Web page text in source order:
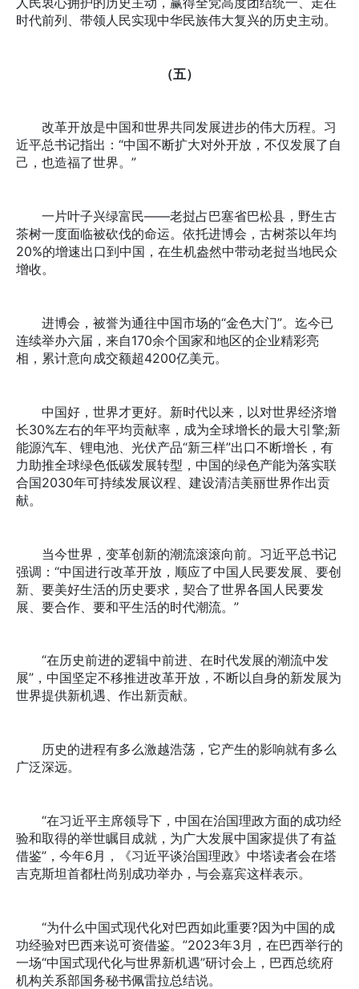
时代前列、带领人民实现中华民族伟大复兴的历史主动。
（五）
改革开放是中国和世界共同发展进步的伟大历程。习
近平总书记指出：“中国不断扩大对外开放，不仅发展了自
己，也造福了世界。”
一片叶子兴绿富民——老挝占巴塞省巴松县，野生古
茶树一度面临被砍伐的命运。依托进博会，古树茶以年均
20%的增速出口到中国，在生机盎然中带动老挝当地民众
增收。
进博会，被誉为通往中国市场的“金色大门”。迄今已
连续举办六届，来自170余个国家和地区的企业精彩亮
相，累计意向成交额超4200亿美元。
中国好，世界才更好。新时代以来，以对世界经济增
长30%左右的年平均贡献率，成为全球增长的最大引擎;新
能源汽车、锂电池、光伏产品“新三样”出口不断增长，有
力助推全球绿色低碳发展转型，中国的绿色产能为落实联
合国2030年可持续发展议程、建设清洁美丽世界作出贡
献。
当今世界，变革创新的潮流滚滚向前。习近平总书记
强调：“中国进行改革开放，顺应了中国人民要发展、要创
新、要美好生活的历史要求，契合了世界各国人民要发
展、要合作、要和平生活的时代潮流。”
“在历史前进的逻辑中前进、在时代发展的潮流中发
展”，中国坚定不移推进改革开放，不断以自身的新发展为
世界提供新机遇、作出新贡献。
历史的进程有多么激越浩荡，它产生的影响就有多么
广泛深远。
“在习近平主席领导下，中国在治国理政方面的成功经
验和取得的举世瞩目成就，为广大发展中国家提供了有益
借鉴”，今年6月，《习近平谈治国理政》中塔读者会在塔
吉克斯坦首都杜尚别成功举办，与会嘉宾这样表示。
“为什么中国式现代化对巴西如此重要?因为中国的成
功经验对巴西来说可资借鉴。”2023年3月，在巴西举行的
一场“中国式现代化与世界新机遇”研讨会上，巴西总统府
机构关系部国务秘书佩雷拉总结说。